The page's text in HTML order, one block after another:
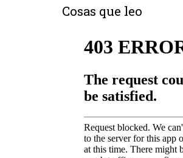
Cosas que leo